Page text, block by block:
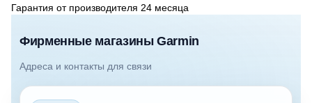
Гарантия от производителя 24 месяцa
Фирменные магазины Garmin
Адреса и контакты для связи